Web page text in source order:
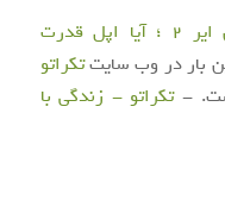
شایعه‌ای جنجالی درباره آیفون ایر 2 ؛ آیا اپل قدرت
بار در وب سایتتکراتو
-تکراتو - زندگی با